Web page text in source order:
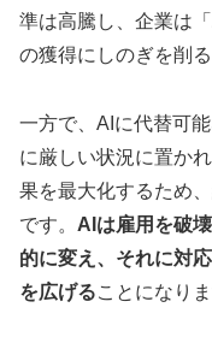
準は高騰し、企業は
の獲得にしのぎを削る
一方で、AIに代替可
に厳しい状況に置か
果を最大化するため
です。 AIは雇用を破
的に変え、それに対
を広げることになりま